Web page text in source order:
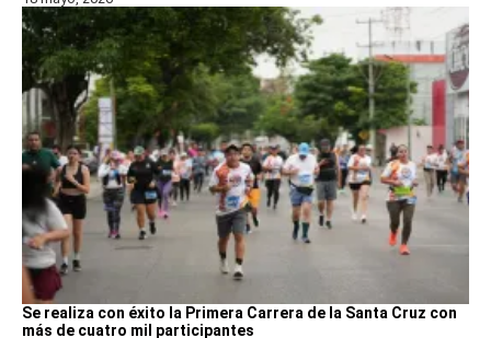
Se realiza con éxito la Primera Carrera de la Santa Cruz con
más de cuatro mil participantes